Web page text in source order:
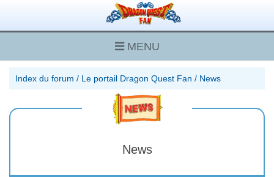
MENU
Index du forum / Le portail Dragon Quest Fan / News
News